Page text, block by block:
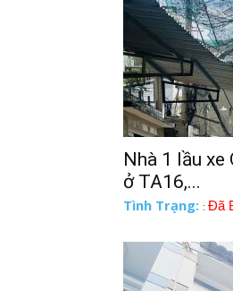
Nhà 1 lầu xe
ở TA16,...
Tình Trạng: : Đã